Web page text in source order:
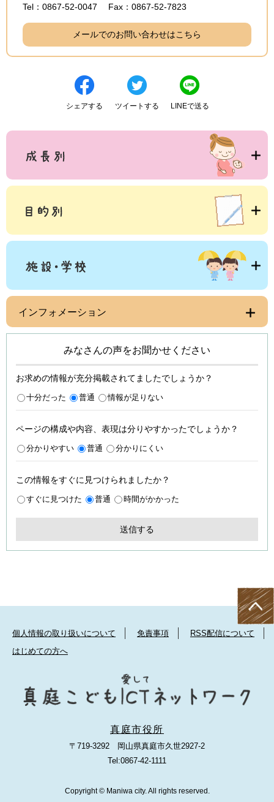
Tel：0867-52-0047
Fax：0867-52-7823
メールでのお問い合わせはこちら
シェアする ツイートする LINEで送る
インフォメーション
みなさんの声をお聞かせください
お求めの情報が充分掲載されてましたでしょうか？
十分だった 普通 情報が足りない
ページの構成や内容、表現は分りやすかったでしょうか？
分かりやすい 普通 分かりにくい
この情報をすぐに見つけられましたか？
すぐに見つけた 普通 時間がかかった
個人情報の取り扱いについて 免責事項
RSS配信について
はじめての方へ
真庭市役所
〒719-3292 岡山県真庭市久世2927-2
Tel:0867-42-1111
Copyright © Maniwa city. All rights reserved.